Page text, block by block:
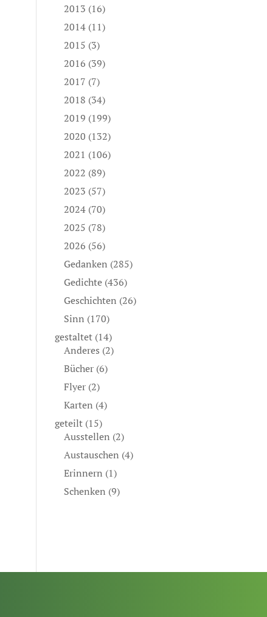
2013 (16)
2014(11)
2015 (3)
2016 (39)
2017 (7)
2018 (34)
2019 (199)
2020 (132)
2021 (106)
2022 (89)
2023 (57)
2024(70)
2025 (78)
2026 (56)
Gedanken (285)
Gedichte(436)
Geschichten (26)
Sinn (170)
gestaltet(14)
Anderes (2)
Bücher(6)
Flyer(2)
Karten (4)
geteilt(15)
Ausstellen (2)
Austauschen (4)
Erinnern (1)
Schenken (9)